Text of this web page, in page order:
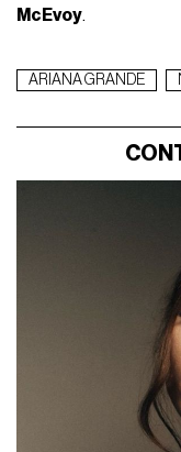
McEvoy.
ARIANA GRANDE